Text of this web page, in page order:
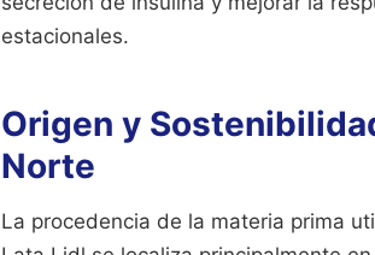
estacionales.
Origen y
Norte
La procedencia de la materia prima